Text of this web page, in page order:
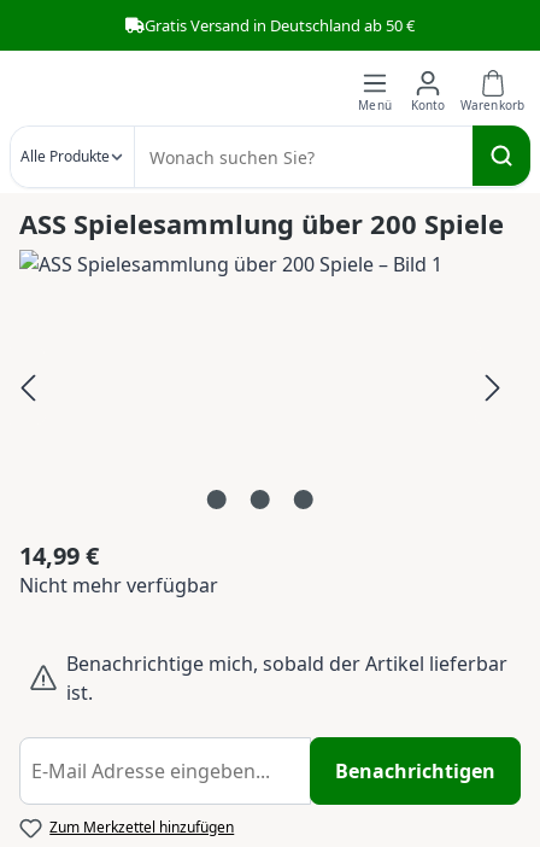
Zum Hauptinhalt springenGratis Versand in Deutschland ab 50 €
Alle Produkte
ASS Spielesammlung über 200 Spiele
Bildergalerie überspringen
Regulärer Preis:
14,99 €
Nicht mehr verfügbar
Benachrichtige mich, sobald der Artikel lieferbar
ist.
Benachrichtigen
Zum Merkzettel hinzufügen